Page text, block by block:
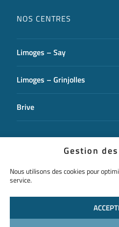
Gestion
Nous utilisons des cookies pour
service.
NOS CENTRES
Limoges – Say
Limoges – Grinjolles
Brive